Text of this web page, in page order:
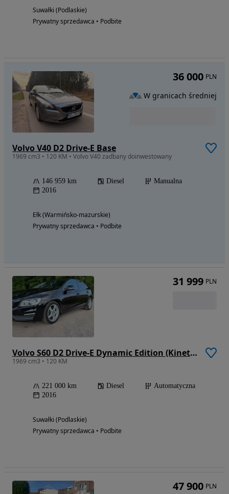
Suwałki (Podlaskie)
Prywatny sprzedawca • Podbite
Volvo V40 D2 Drive-E Base
1969 cm3 • 120 KM • Volvo V40 zadbany doinwestowany
146 959 km Diesel
Manualna
2016
Ełk (Warmińsko-mazurskie)
Prywatny sprzedawca • Podbite
36 000 PLN
W granicach średniej
Volvo S60 D2 Drive-E Dynamic Edition (Kinetic)
1969 cm3 • 120 KM
221 000 km Diesel
Automatyczna
2016
Suwałki (Podlaskie)
Prywatny sprzedawca • Podbite
31 999 PLN
47 900 PLN